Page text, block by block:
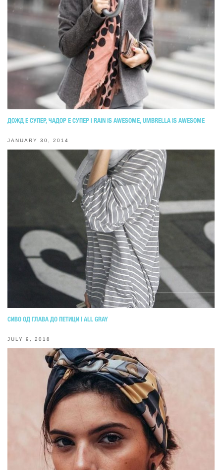
ДОЖД Е СУПЕР, ЧАДОР Е СУПЕР | RAIN IS AWESOME, UMBRELLA IS AWESOME
JANUARY 30, 2014
СИВО ОД ГЛАВА ДО ПЕТИЦИ | ALL GRAY
JULY 9, 2018